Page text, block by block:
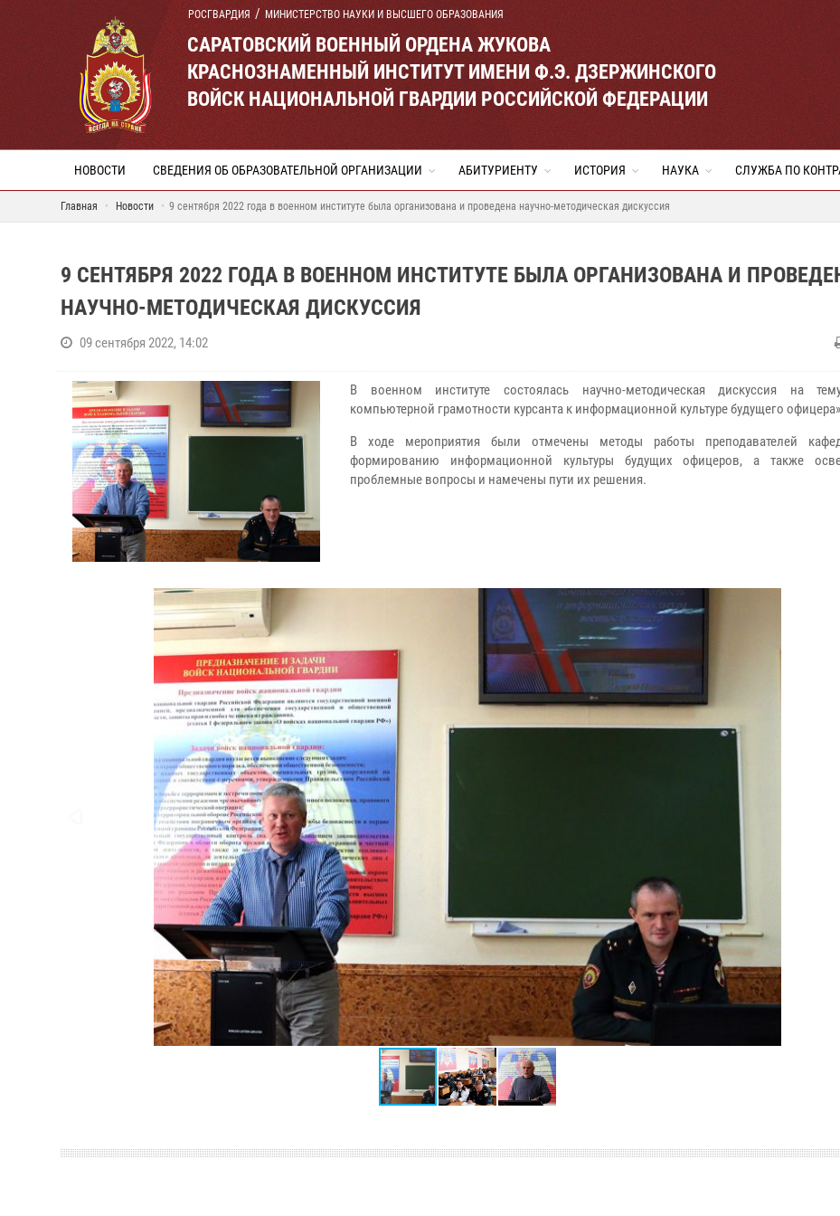
РОСГВАРДИЯ МИНИСТЕРСТВО НАУКИ И ВЫСШЕГО ОБРАЗОВАНИЯ
САРАТОВСКИЙ ВОЕННЫЙ ОРДЕНА ЖУКОВА
КРАСНОЗНАМЕННЫЙ ИНСТИТУТ ИМЕНИ Ф.Э. ДЗЕРЖИНСКОГО
ВОЙСК НАЦИОНАЛЬНОЙ ГВАРДИИ РОССИЙСКОЙ ФЕДЕРАЦИИ
НОВОСТИ СВЕДЕНИЯ ОБ ОБРАЗОВАТЕЛЬНОЙ ОРГАНИЗАЦИИ АБИТУРИЕНТУ ИСТОРИЯ НАУКА СЛУЖБА ПО
Главная Новости 9 сентября 2022 года в военном институте была организована и проведена научно-методическая дискуссия
9 СЕНТЯБРЯ 2022 ГОДА В ВОЕННОМ ИНСТИТУТЕ БЫЛА ОРГАНИЗОВАНА И
НАУЧНО-МЕТОДИЧЕСКАЯ ДИСКУССИЯ
09 сентября 2022, 14:02
В военном институте состоялась научно-методическая дискуссия на
компьютерной грамотности курсанта к информационной культуре будущего
В ходе мероприятия были отмечены методы работы преподавателей
формированию информационной культуры будущих офицеров, а также
проблемные вопросы и намечены пути их решения.